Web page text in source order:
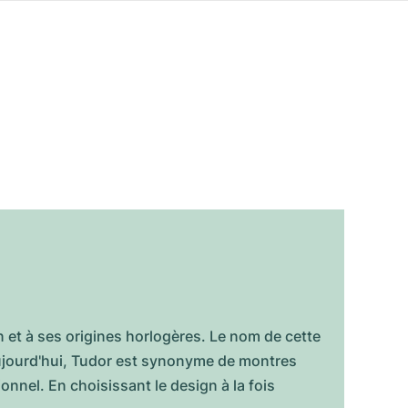
à ses origines horlogères. Le nom de cette
Tudor est synonyme de montres
En choisissant le design à la fois